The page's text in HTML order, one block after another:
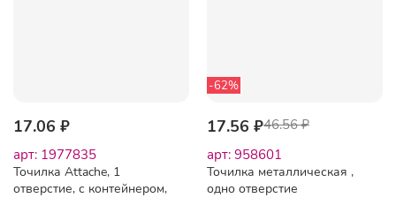
17.06 ₽
арт: 1977835
Точилка Attache, 1
отверстие, с контейнером,
-62%
17.56 ₽46.56 ₽
арт: 958601
Точилка металлическая ,
одно отверстие